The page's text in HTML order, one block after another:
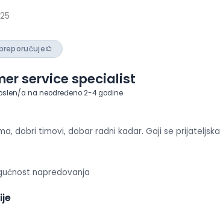
service specialist
a na neodređeno 2-4 godine
dobri timovi, dobar radni kadar. Gaji se
napredovanja